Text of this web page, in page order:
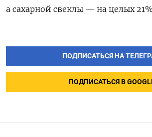
а сахарной свеклы — на целых
ПОДПИСАТЬСЯ НА
ПОДПИСАТЬСЯ В